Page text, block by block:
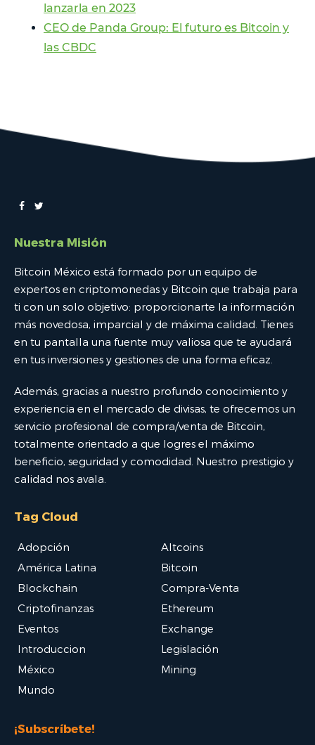
lanzarla en 2023
CEO de Panda Group: El futuro es Bitcoin y
las CBDC
Nuestra Misión
Bitcoin México está formado por un equipo de
expertos en criptomonedas y Bitcoin que trabaja para
ti con un solo objetivo: proporcionarte la información
más novedosa, imparcial y de máxima calidad. Tienes
en tu pantalla una fuente muy valiosa que te ayudará
en tus inversiones y gestiones de una forma eficaz.
Además, gracias a nuestro profundo conocimiento y
experiencia en el mercado de divisas, te ofrecemos un
servicio profesional de compra/venta de Bitcoin,
totalmente orientado a que logres el máximo
beneficio, seguridad y comodidad. Nuestro prestigio y
calidad nos avala.
Tag Cloud
Adopción
Altcoins
América Latina
Bitcoin
Blockchain
Compra-Venta
Criptofinanzas
Ethereum
Eventos
Exchange
Introduccion
Legislación
México
Mining
Mundo
¡Subscríbete!